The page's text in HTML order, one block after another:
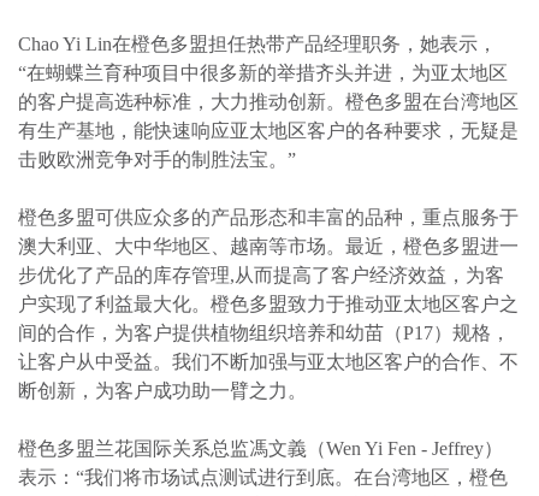
Chao Yi Lin在橙色多盟担任热带产品经理职务，她表示，
“在蝴蝶兰育种项目中很多新的举措齐头并进，为亚太地区
的客户提高选种标准，大力推动创新。橙色多盟在台湾地区
有生产基地，能快速响应亚太地区客户的各种要求，无疑是
击败欧洲竞争对手的制胜法宝。”
橙色多盟可供应众多的产品形态和丰富的品种，重点服务于
澳大利亚、大中华地区、越南等市场。最近，橙色多盟进一
步优化了产品的库存管理,从而提高了客户经济效益，为客
户实现了利益最大化。橙色多盟致力于推动亚太地区客户之
间的合作，为客户提供植物组织培养和幼苗（P17） 规格 ，
让客户从中受益。我们不断加强与亚太地区客户的合作、不
断创新，为客户成功助一臂之力。
橙色多盟兰花国际关系总监馮文義 （Wen Yi Fen - Jeffrey）
表示：“我们将市场试点测试进行到底。在台湾地区，橙色